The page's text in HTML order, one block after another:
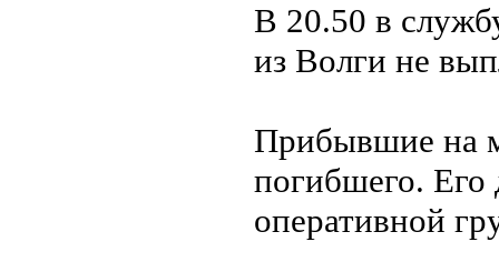
В 20.50 в
из Волги не
Прибывшие на
погибшего. Его
оперативной